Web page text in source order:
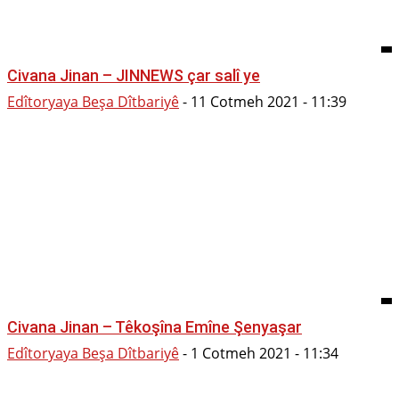
Civana Jinan – JINNEWS çar salî ye
Edîtoryaya Beşa Dîtbariyê- 11 Cotmeh 2021 - 11:39
Civana Jinan – Têkoşîna Emîne Şenyaşar
Edîtoryaya Beşa Dîtbariyê- 1 Cotmeh 2021 - 11:34